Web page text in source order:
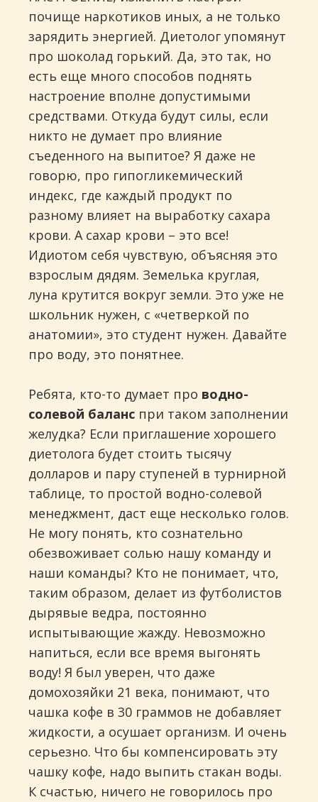
почище наркотиков иных, а не только
зарядить энергией. Диетолог упомянут
про шоколад горький. Да, это так, но
есть еще много способов поднять
настроение вполне допустимыми
средствами. Откуда будут силы, если
никто не думает про влияние
съеденного на выпитое? Я даже не
говорю, про гипогликемический
индекс, где каждый продукт по
разному влияет на выработку сахара
крови. А сахар крови – это все!
Идиотом себя чувствую, объясняя это
взрослым дядям. Земелька круглая,
луна крутится вокруг земли. Это уже не
школьник нужен, с «четверкой по
анатомии», это студент нужен. Давайте
про воду, это понятнее.
Ребята, кто-то думает про водно-
солевой баланс при таком заполнении
желудка? Если приглашение хорошего
диетолога будет стоить тысячу
долларов и пару ступеней в турнирной
таблице, то простой водно-солевой
менеджмент, даст еще несколько голов.
Не могу понять, кто сознательно
обезвоживает солью нашу команду и
наши команды? Кто не понимает, что,
таким образом, делает из футболистов
дырявые ведра, постоянно
испытывающие жажду. Невозможно
напиться, если все время выгонять
воду! Я был уверен, что даже
домохозяйки 21 века, понимают, что
чашка кофе в 30 граммов не добавляет
жидкости, а осушает организм. И очень
серьезно. Что бы компенсировать эту
чашку кофе, надо выпить стакан воды.
К счастью, ничего не говорилось про